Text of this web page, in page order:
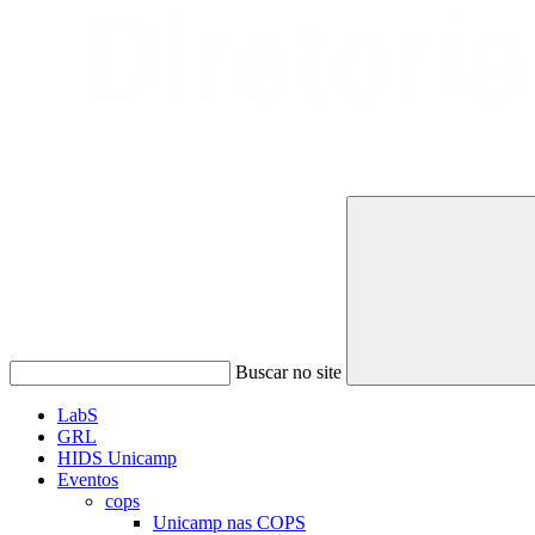
Buscar no site
LabS
GRL
HIDS Unicamp
Eventos
cops
Unicamp nas COPS